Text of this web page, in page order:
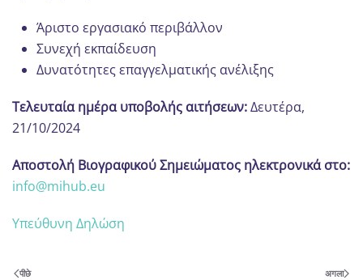
Άριστο εργασιακό περιβάλλον
Συνεχή εκπαίδευση
Δυνατότητες επαγγελματικής ανέλιξης
Τελευταία ημέρα υποβολής αιτήσεων:Δευτέρα,
21/10/2024
Αποστολή Βιογραφικού Σημειώματος ηλεκτρονικά στο:
info@mihub.eu
Υπεύθυνη Δηλώση
पीछे अगला